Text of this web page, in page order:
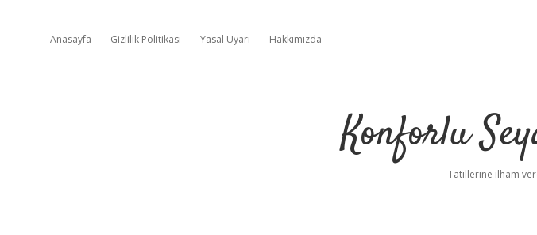
Anasayfa Gizlilik Politikası Yasal Uyarı Hakkımızda
Konforlu
Tatillerine ilham